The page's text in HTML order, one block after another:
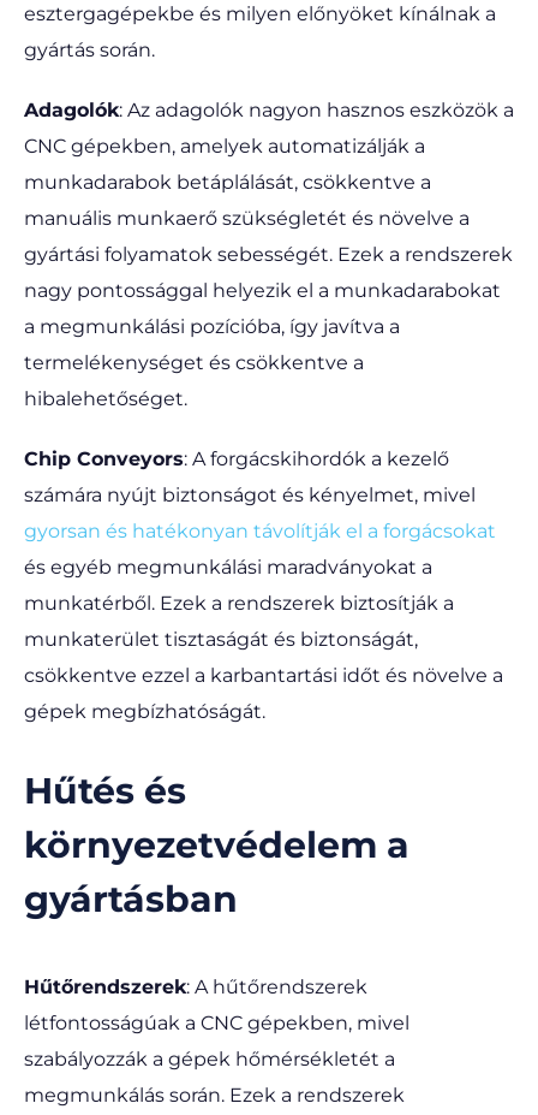
esztergagépekbe és milyen előnyöket kínálnak a
gyártás során.
Adagolók: Az adagolók nagyon hasznos eszközök a
CNC gépekben, amelyek automatizálják a
munkadarabok betáplálását, csökkentve a
manuális munkaerő szükségletét és növelve a
gyártási folyamatok sebességét. Ezek a rendszerek
nagy pontossággal helyezik el a munkadarabokat
a megmunkálási pozícióba, így javítva a
termelékenységet és csökkentve a
hibalehetőséget.
Chip Conveyors: A forgácskihordók a kezelő
számára nyújt biztonságot és kényelmet, mivel
gyorsan és hatékonyan távolítják el a forgácsokat
és egyéb megmunkálási maradványokat a
munkatérből. Ezek a rendszerek biztosítják a
munkaterület tisztaságát és biztonságát,
csökkentve ezzel a karbantartási időt és növelve a
gépek megbízhatóságát.
Hűtés és
környezetvédelem a
gyártásban
Hűtőrendszerek: A hűtőrendszerek
létfontosságúak a CNC gépekben, mivel
szabályozzák a gépek hőmérsékletét a
megmunkálás során. Ezek a rendszerek